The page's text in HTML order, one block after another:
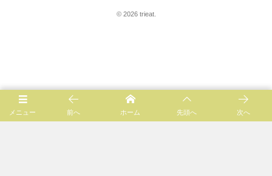
© 2026 trieat.
メニュー 前へ ホーム 先頭へ 次へ